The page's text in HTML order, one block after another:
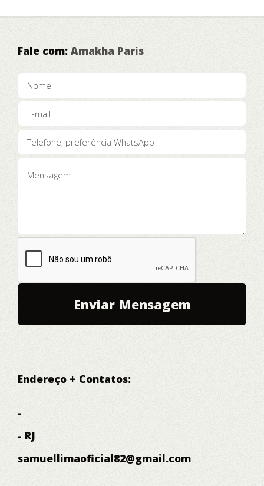
Fale com: Amakha Paris
Endereço + Contatos:
-
- RJ
samuellimaoficial82@gmail.com